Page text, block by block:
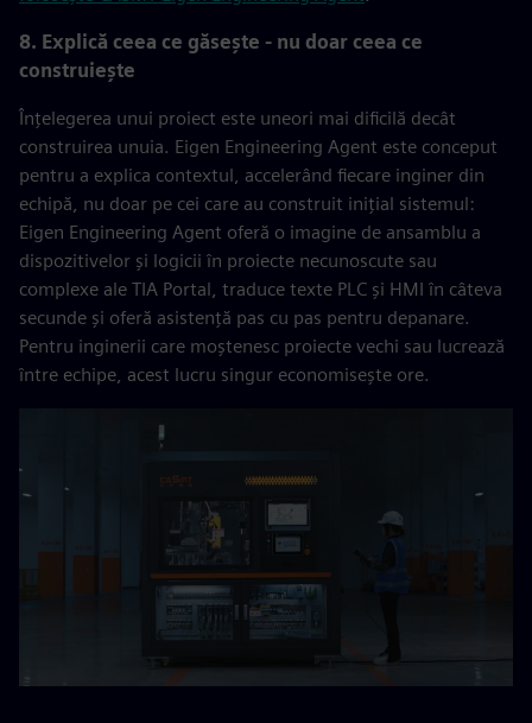
8. Explică ceea ce găsește - nu doar ceea ce
construiește
Înțelegerea unui proiect este uneori mai dificilă decât
construirea unuia. Eigen Engineering Agent este conceput
pentru a explica contextul, accelerând fiecare inginer din
echipă, nu doar pe cei care au construit inițial sistemul:
Eigen Engineering Agent oferă o imagine de ansamblu a
dispozitivelor și logicii în proiecte necunoscute sau
complexe ale TIA Portal, traduce texte PLC și HMI în câteva
secunde și oferă asistență pas cu pas pentru depanare.
Pentru inginerii care moștenesc proiecte vechi sau lucrează
între echipe, acest lucru singur economisește ore.